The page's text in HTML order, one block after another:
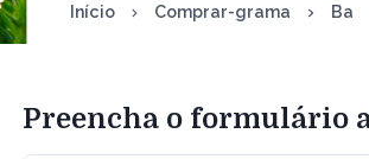
Início Comprar-grama Ba
Preencha o formulário